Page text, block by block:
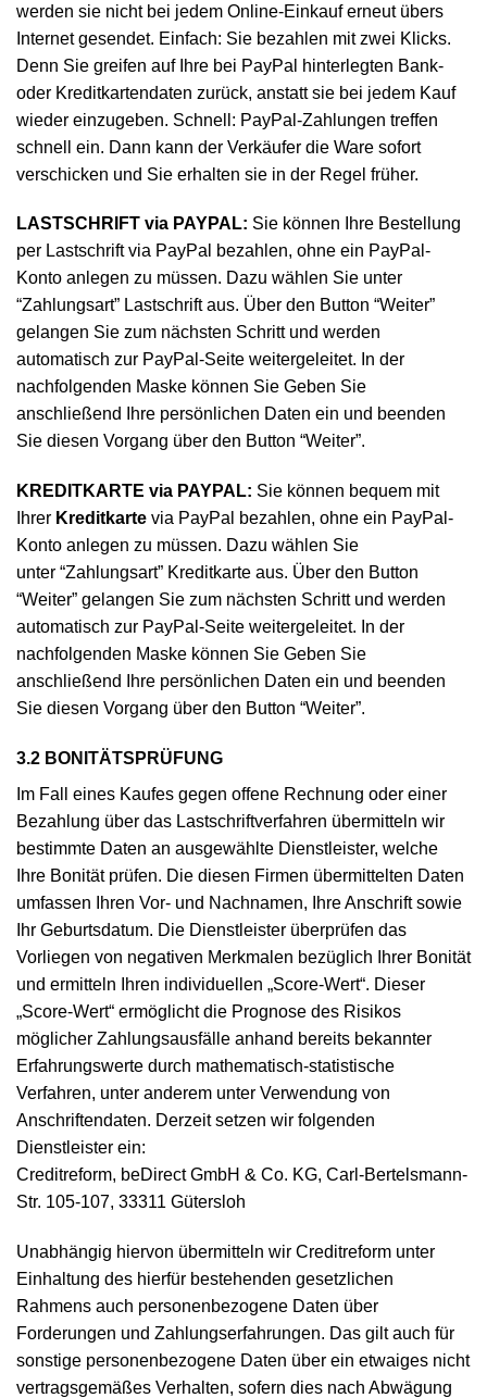
werden sie nicht bei jedem Online-Einkauf erneut übers
Internet gesendet. Einfach: Sie bezahlen mit zwei Klicks.
Denn Sie greifen auf Ihre bei PayPal hinterlegten Bank-
oder Kreditkartendaten zurück, anstatt sie bei jedem Kauf
wieder einzugeben. Schnell: PayPal-Zahlungen treffen
schnell ein. Dann kann der Verkäufer die Ware sofort
verschicken und Sie erhalten sie in der Regel früher.
LASTSCHRIFT via PAYPAL: Sie können Ihre Bestellung
per Lastschrift via PayPal bezahlen, ohne ein PayPal-
Konto anlegen zu müssen. Dazu wählen Sie unter
“Zahlungsart” Lastschrift aus. Über den Button “Weiter”
gelangen Sie zum nächsten Schritt und werden
automatisch zur PayPal-Seite weitergeleitet. In der
nachfolgenden Maske können Sie Geben Sie
anschließend Ihre persönlichen Daten ein und beenden
Sie diesen Vorgang über den Button “Weiter”.
KREDITKARTE via PAYPAL: Sie können bequem mit
Ihrer Kreditkarte via PayPal bezahlen, ohne ein PayPal-
Konto anlegen zu müssen. Dazu wählen Sie
unter “Zahlungsart” Kreditkarte aus. Über den Button
“Weiter” gelangen Sie zum nächsten Schritt und werden
automatisch zur PayPal-Seite weitergeleitet. In der
nachfolgenden Maske können Sie Geben Sie
anschließend Ihre persönlichen Daten ein und beenden
Sie diesen Vorgang über den Button “Weiter”.
3.2 BONITÄTSPRÜFUNG
Im Fall eines Kaufes gegen offene Rechnung oder einer
Bezahlung über das Lastschriftverfahren übermitteln wir
bestimmte Daten an ausgewählte Dienstleister, welche
Ihre Bonität prüfen. Die diesen Firmen übermittelten Daten
umfassen Ihren Vor- und Nachnamen, Ihre Anschrift sowie
Ihr Geburtsdatum. Die Dienstleister überprüfen das
Vorliegen von negativen Merkmalen bezüglich Ihrer Bonität
und ermitteln Ihren individuellen „Score-Wert“. Dieser
„Score-Wert“ ermöglicht die Prognose des Risikos
möglicher Zahlungsausfälle anhand bereits bekannter
Erfahrungswerte durch mathematisch-statistische
Verfahren, unter anderem unter Verwendung von
Anschriftendaten. Derzeit setzen wir folgenden
Dienstleister ein:
Creditreform, beDirect GmbH & Co. KG, Carl-Bertelsmann-
Str. 105-107, 33311 Gütersloh
Unabhängig hiervon übermitteln wir Creditreform unter
Einhaltung des hierfür bestehenden gesetzlichen
Rahmens auch personenbezogene Daten über
Forderungen und Zahlungserfahrungen. Das gilt auch für
sonstige personenbezogene Daten über ein etwaiges nicht
vertragsgemäßes Verhalten, sofern dies nach Abwägung